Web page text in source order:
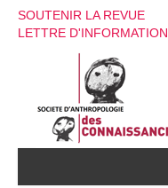
SOUTENIR LA REVUE
LETTRE D'INFORMATION